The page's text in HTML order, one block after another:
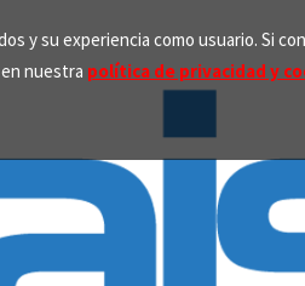
y su experiencia como usuario. Si
nuestra política de privacidad y